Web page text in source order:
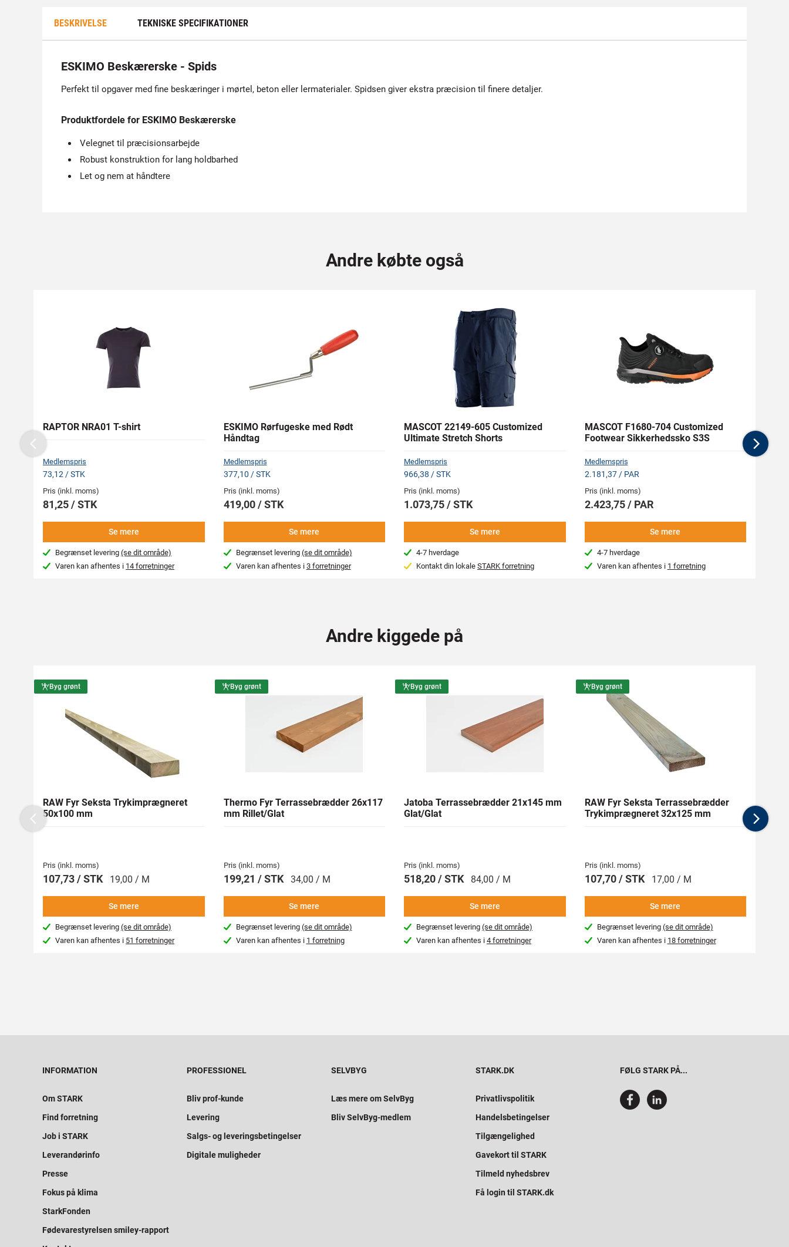
BESKRIVELSE TEKNISKE SPECIFIKATIONER
ESKIMO Beskærerske - Spids
Perfekt til opgaver med fine beskæringer i mørtel, beton eller lermaterialer. Spidsen giver ekstra præcision til finere detaljer.
Produktfordele for ESKIMO Beskærerske
Velegnet til præcisionsarbejde
Robust konstruktion for lang holdbarhed
Let og nem at håndtere
Andre købte også
RAPTOR NRA01 T-shirt
Medlemspris
73,12 / STK
Pris (inkl. moms)
81,25 / STK
Se mere
Begrænset levering(se dit område)
Varen kan afhentes i 14 forretninger
ESKIMO Rørfugeske med Rødt
Håndtag
Medlemspris
377,10 / STK
Pris (inkl. moms)
419,00 / STK
Se mere
Begrænset levering (se dit område)
Varen kan afhentes i 3 forretninger
MASCOT 22149-605 Customized
Ultimate Stretch Shorts
Medlemspris
966,38 / STK
Pris (inkl. moms)
1.073,75 / STK
Se mere
4-7 hverdage
Kontakt din lokale STARK forretning
MASCOT F1680-704 Customized
Footwear Sikkerhedssko S3S
Medlemspris
2.181,37 / PAR
Pris (inkl. moms)
2.423,75 / PAR
Se mere
4-7 hverdage
Varen kan afhentes i 1 forretning
Metal
Previous
Andre kiggede på
Byg grønt
RAW Fyr Seksta Trykimprægneret
50x100 mm
Pris (inkl. moms)
107,73 / STK 19,00 / M
Se mere
Begrænset levering(se dit område)
Varen kan afhentes i 51 forretninger
Byg grønt
Thermo Fyr Terrassebrædder 26x117
mm Rillet/Glat
Pris (inkl. moms)
199,21 / STK 34,00 / M
Se mere
Begrænset levering (se dit område)
Varen kan afhentes i 1 forretning
Byg grønt
Jatoba Terrassebrædder 21x145 mm
Glat/Glat
Pris (inkl. moms)
518,20 / STK 84,00 / M
Se mere
Begrænset levering(se dit område)
Varen kan afhentes i4 forretninger
Byg grønt
RAW Fyr Seksta Terrassebrædder
Trykimprægneret 32x125 mm
Pris (inkl. moms)
107,70 / STK 17,00 / M
Se mere
Begrænset levering (se dit område)
Varen kan afhentes i 18 forretninger
mm
Previous
INFORMATION
Om STARK
Find forretning
Job i STARK
Leverandørinfo
Presse
Fokus på klima
StarkFonden
Fødevarestyrelsen smiley-rapport
PROFESSIONEL
Bliv prof-kunde
Levering
Salgs- og leveringsbetingelser
Digitale muligheder
SELVBYG
Læs mere om SelvByg
Bliv SelvByg-medlem
STARK.DK
Privatlivspolitik
Handelsbetingelser
Tilgængelighed
Gavekort til STARK
Tilmeld nyhedsbrev
Få login til STARK.dk
FØLG STARK PÅ...